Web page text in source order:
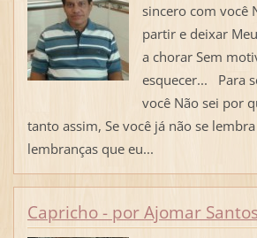
sincero com você
partir e deixar
a chorar Sem
esquecer... Para
você Não sei por
tanto assim, Se você já não se
lembranças que eu...
Capricho - por Ajomar Santos